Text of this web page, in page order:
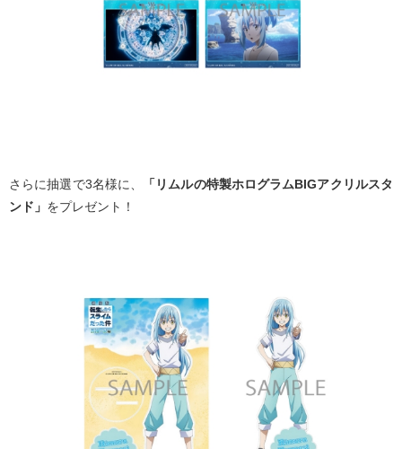
さらに抽選で3名様に、
「リムルの特製ホログラムBIGアクリルスタ
ンド」 をプレゼント！